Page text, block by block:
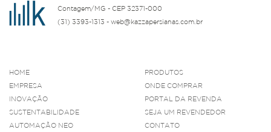
Contagem/MG - CEP 32371-000
(31) 3393-1313 - web@kazzapersianas.com.br
HOME
EMPRESA
INOVAÇÃO
SUSTENTABILIDADE
AUTOMAÇÃO NEO
PRODUTOS
ONDE COMPRAR
PORTAL DA REVENDA
SEJA UM REVENDEDOR
CONTATO